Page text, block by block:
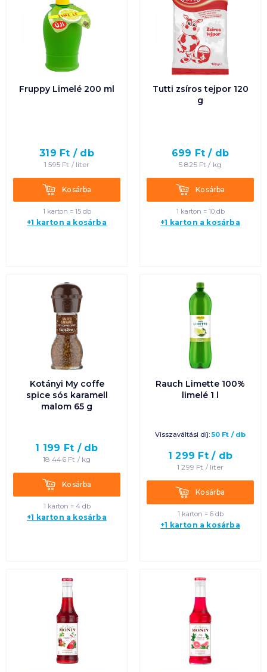
Fruppy Limelé 200 ml
319 Ft / db
1 595Ft / liter
KosárbaKosárba
1 karton = 15 db
+1 karton a kosárba
Tutti zsíros tejpor 120
g
699 Ft / db
5 825Ft / kg
KosárbaKosárba
1 karton = 10 db
+1 karton a kosárba
Kotányi My coffe
spice sós karamell
malom 65 g
1 199 Ft / db
18 446Ft / kg
KosárbaKosárba
1 karton = 4 db
+1 karton a kosárba
Rauch Limette 100%
limelé 1 l
Visszaváltási díj: 50Ft / db
1 299 Ft / db
1 299 Ft / liter
KosárbaKosárba
1 karton = 6 db
+1 karton a kosárba